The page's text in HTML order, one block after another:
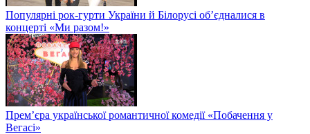
Популярні рок-гурти України й Білорусі об’єдналися в
концерті «Ми разом!»
Прем’єра української романтичної комедії «Побачення у
Вегасі»